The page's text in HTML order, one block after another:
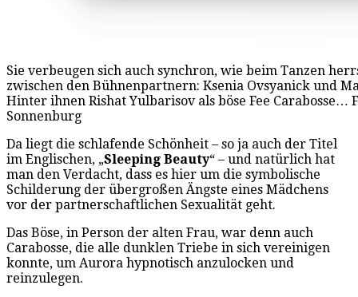
Sie verbeugen sich auch synchron, wie beim Tanzen
zwischen den Bühnenpartnern: Ksenia Ovsyanick und
Hinter ihnen Rishat Yulbarisov als böse Fee Carabosse…
Sonnenburg
Da liegt die schlafende Schönheit – so ja auch der Titel
im Englischen, „Sleeping Beauty“ – und natürlich hat
man den Verdacht, dass es hier um die symbolische
Schilderung der übergroßen Ängste eines Mädchens
vor der partnerschaftlichen Sexualität geht.
Das Böse, in Person der alten Frau, war denn auch
Carabosse, die alle dunklen Triebe in sich vereinigen
konnte, um Aurora hypnotisch anzulocken und
reinzulegen.